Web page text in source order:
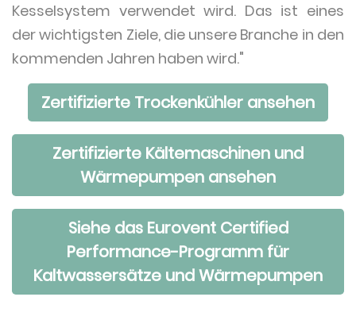
Kesselsystem verwendet wird. Das ist eines
der wichtigsten Ziele, die unsere Branche in den
kommenden Jahren haben wird."
Zertifizierte Trockenkühler ansehen
Zertifizierte Kältemaschinen und
Wärmepumpen ansehen
Siehe das Eurovent Certified
Performance-Programm für
Kaltwassersätze und Wärmepumpen